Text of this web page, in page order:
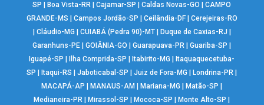
SP
Boa Vista-RR |Cajamar-SP |Caldas Novas-GO |CAMPO
GRANDE-MS
Campos Jordão-SP Ceilândia-DF| Cerejeiras-RO
Cláudio-MG CUIABÁ (Pedra 90)-MT| Duque de Caxias-RJ
Garanhuns-PE |GOIÂNIA-GO |Guarapuava-PR |Guariba-SP
Iguapé-SP
Ilha Comprida-SP Itabirito-MG
Itaquaquecetuba-
SP
Itaqui-RS |Jaboticabal-SP |Juiz de Fora-MG Londrina-PR
MACAPÁ-AP
MANAUS-AM Mariana-MG Matão-SP
Medianeira-PR
Mirassol-SP Mococa-SP Monte Alto-SP